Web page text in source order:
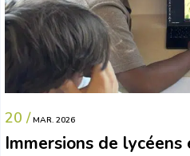
20 / MAR. 2026
Immersions de lycéens